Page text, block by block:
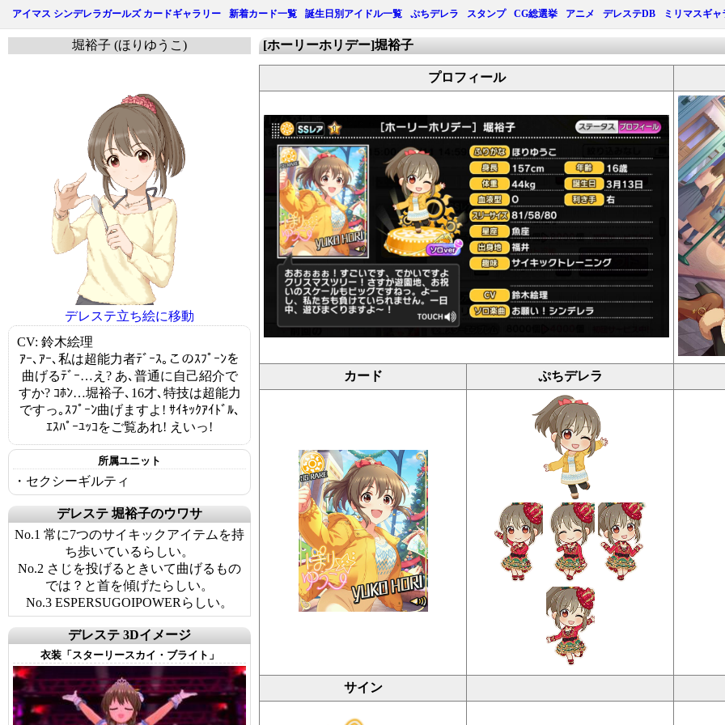
アイマス シンデレラガールズ カードギャラリー 新着カード一覧 誕生日別アイドル一覧 ぷちデレラ スタンプ CG総選挙 アニメ デレステDB ミリマスギャ
[ホーリーホリデー]堀裕子
プロフィール
カード ぷちデレラ
サイン
堀裕子 (ほりゆうこ)
デレステ立ち絵に移動
CV: 鈴木絵理
ｱｰ､ｱｰ､私は超能力者ﾃﾞｰｽ｡このｽﾌﾟｰﾝを
曲げるﾃﾞｰ…え? あ､普通に自己紹介で
すか? ｺﾎﾝ…堀裕子､16才､特技は超能力
ですっ｡ｽﾌﾟｰﾝ曲げますよ! ｻｲｷｯｸｱｲﾄﾞﾙ､
ｴｽﾊﾟｰﾕｯｺをご覧あれ! えいっ!
所属ユニット
・セクシーギルティ
デレステ 堀裕子のウワサ
No.1 常に7つのサイキックアイテムを持
ち歩いているらしい。
No.2 さじを投げるときいて曲げるもの
では？と首を傾げたらしい。
No.3 ESPERSUGOIPOWERらしい。
デレステ 3Dイメージ
衣装「スターリースカイ・ブライト」